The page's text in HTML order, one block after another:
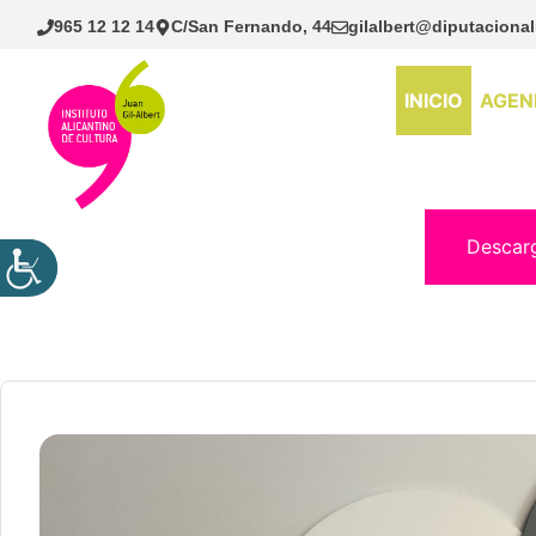
Saltar
965 12 12 14 C/San Fernando, 44
INICIO